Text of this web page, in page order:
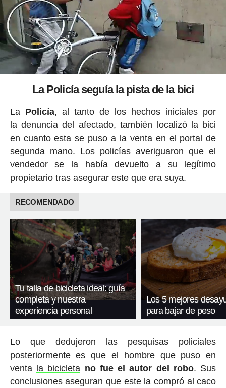
La Policía seguía la pista de la bici
La Policía, al tanto de los hechos iniciales por
la denuncia del afectado, también localizó la bici
en cuanto esta se puso a la venta en el portal de
segunda mano. Los policías averiguaron que el
vendedor se la había devuelto a su legítimo
propietario tras asegurar este que era suya.
RECOMENDADO
Tu talla de bicicleta ideal: guía
completa y nuestra
experiencia personal
Los 5 mejores
para bajar de peso
Lo que dedujeron las pesquisas policiales
posteriormente es que el hombre que puso en
venta la bicicleta no fue el autor del robo. Sus
conclusiones aseguran que este la compró al caco